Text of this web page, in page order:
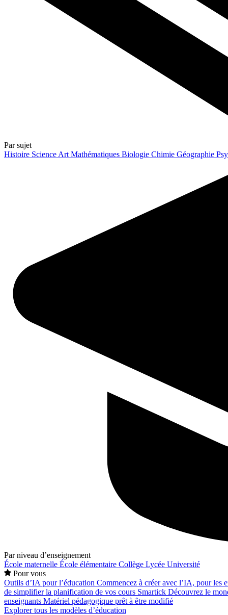
Par sujet
Histoire Science Art Mathématiques Biologie Chimie Géographie
Par niveau d’enseignement
École maternelle École élémentaire Collège Lycée Université
Pour vous
Outils d’IA pour l’éducation Commencez à créer avec l’IA, pour les
de simplifier la planification de vos cours Smartick Découvrez le
enseignants Matériel pédagogique prêt à être modifié
Explorer tous les modèles d’éducation